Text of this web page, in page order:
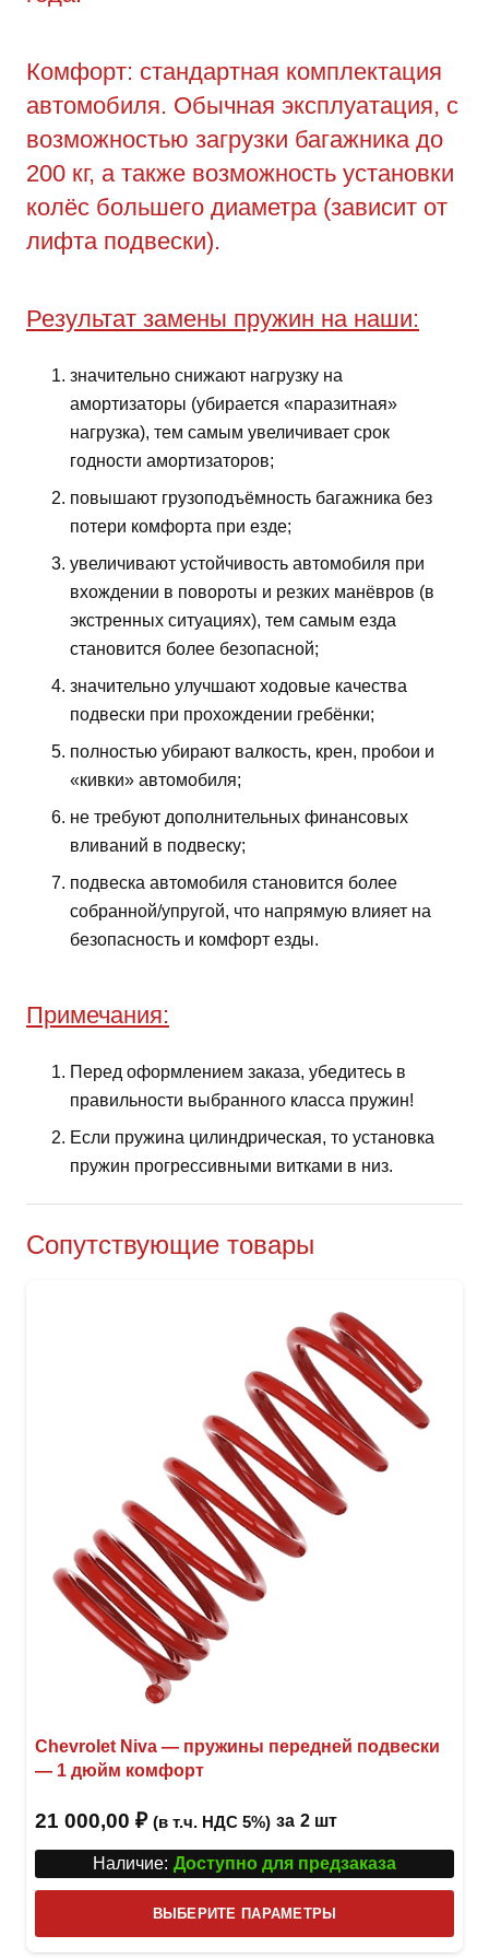
Комфорт: стандартная комплектация
автомобиля. Обычная эксплуатация, с
возможностью загрузки багажника до
200 кг, а также возможность установки
колёс большего диаметра (зависит от
лифта подвески).
Результат замены пружин на наши:
значительно снижают нагрузку на
амортизаторы (убирается «паразитная»
нагрузка), тем самым увеличивает срок
годности амортизаторов;
повышают грузоподъёмность багажника без
потери комфорта при езде;
увеличивают устойчивость автомобиля при
вхождении в повороты и резких манёвров (в
экстренных ситуациях), тем самым езда
становится более безопасной;
значительно улучшают ходовые качества
подвески при прохождении гребёнки;
полностью убирают валкость, крен, пробои и
«кивки» автомобиля;
не требуют дополнительных финансовых
вливаний в подвеску;
подвеска автомобиля становится более
собранной/упругой, что напрямую влияет на
безопасность и комфорт езды.
Примечания:
Перед оформлением заказа, убедитесь в
правильности выбранного класса пружин!
Если пружина цилиндрическая, то установка
пружин прогрессивными витками в низ.
Сопутствующие товары
Chevrolet Niva — пружины передней подвески
— 1 дюйм комфорт
21 000,00 ₽ (в т.ч. НДС 5%) за 2 шт
Наличие: Доступно для предзаказа
ВЫБЕРИТЕ ПАРАМЕТРЫ
товар